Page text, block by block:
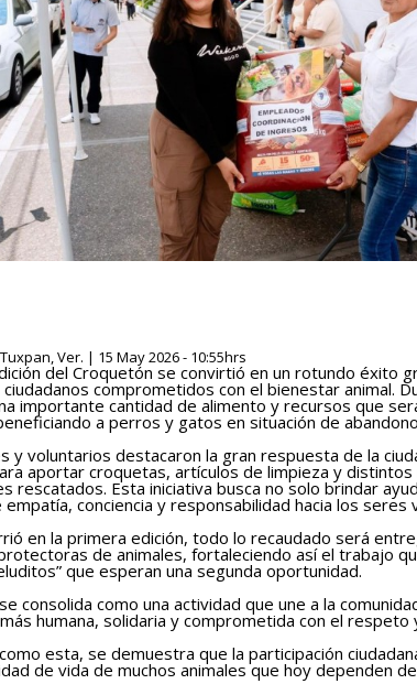
Ver. | 15 May 2026 - 10:55hrs
del Croquetón se convirtió en un rotundo éxito
comprometidos con el bienestar animal.
importante cantidad de alimento y recursos que
a perros y gatos en situación de
y voluntarios destacaron la gran respuesta de la
aportar croquetas, artículos de limpieza y
rescatados. Esta iniciativa busca no solo brindar
empatía, conciencia y responsabilidad hacia los seres
en la primera edición, todo lo recaudado será
de animales, fortaleciendo así el trabajo
que esperan una segunda oportunidad.
consolida como una actividad que une a la
humana, solidaria y comprometida con el respeto
esta, se demuestra que la participación
de vida de muchos animales que hoy dependen